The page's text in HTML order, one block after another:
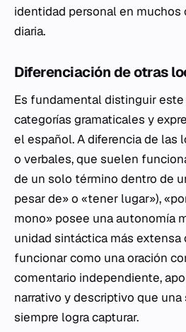
identidad personal en
diaria.
Diferenciación de otras
Es fundamental distinguir este
categorías gramaticales y
el español. A diferencia de las
o verbales, que suelen
de un solo término dentro de
pesar de» o «tener lugar»),
mono» posee una autonomía
unidad sintáctica más extensa
funcionar como una oración
comentario independiente,
narrativo y descriptivo que
siempre logra capturar.